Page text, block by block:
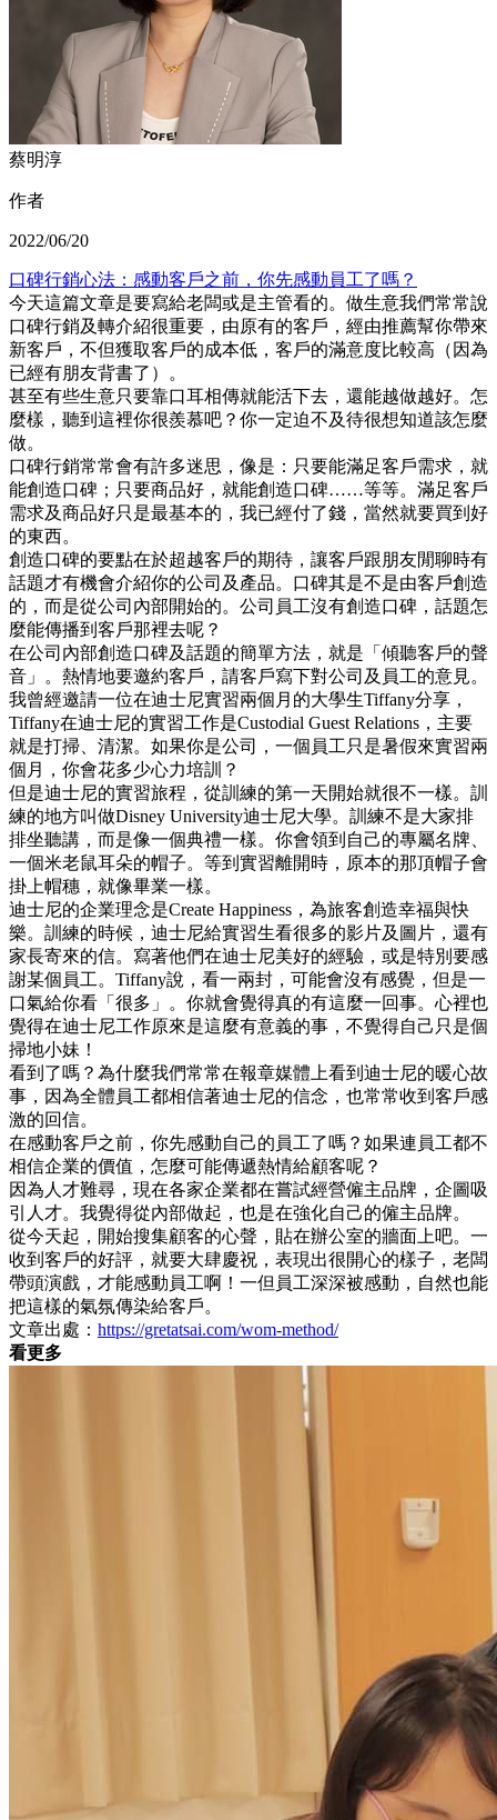
蔡明淳
作者
2022/06/20
口碑行銷心法：感動客戶之前，你先感動員工了嗎？
今天這篇文章是要寫給老闆或是主管看的。做生意我們常常說
口碑行銷及轉介紹很重要，由原有的客戶，經由推薦幫你帶來
新客戶，不但獲取客戶的成本低，客戶的滿意度比較高（因為
已經有朋友背書了）。
甚至有些生意只要靠口耳相傳就能活下去，還能越做越好。怎
麼樣，聽到這裡你很羨慕吧？你一定迫不及待很想知道該怎麼
做。
口碑行銷常常會有許多迷思，像是：只要能滿足客戶需求，就
能創造口碑；只要商品好，就能創造口碑……等等。滿足客戶
需求及商品好只是最基本的，我已經付了錢，當然就要買到好
的東西。
創造口碑的要點在於超越客戶的期待，讓客戶跟朋友閒聊時有
話題才有機會介紹你的公司及產品。口碑其是不是由客戶創造
的，而是從公司內部開始的。公司員工沒有創造口碑，話題怎
麼能傳播到客戶那裡去呢？
在公司內部創造口碑及話題的簡單方法，就是「傾聽客戶的聲
音」。熱情地要邀約客戶，請客戶寫下對公司及員工的意見。
我曾經邀請一位在迪士尼實習兩個月的大學生Tiffany分享，
Tiffany在迪士尼的實習工作是Custodial Guest Relations，主要
就是打掃、清潔。如果你是公司，一個員工只是暑假來實習兩
個月，你會花多少心力培訓？
但是迪士尼的實習旅程，從訓練的第一天開始就很不一樣。訓
練的地方叫做Disney University迪士尼大學。訓練不是大家排
排坐聽講，而是像一個典禮一樣。你會領到自己的專屬名牌、
一個米老鼠耳朵的帽子。等到實習離開時，原本的那頂帽子會
掛上帽穗，就像畢業一樣。
迪士尼的企業理念是Create Happiness，為旅客創造幸福與快
樂。訓練的時候，迪士尼給實習生看很多的影片及圖片，還有
家長寄來的信。寫著他們在迪士尼美好的經驗，或是特別要感
謝某個員工。Tiffany說，看一兩封，可能會沒有感覺，但是一
口氣給你看「很多」。你就會覺得真的有這麼一回事。心裡也
覺得在迪士尼工作原來是這麼有意義的事，不覺得自己只是個
掃地小妹！
看到了嗎？為什麼我們常常在報章媒體上看到迪士尼的暖心故
事，因為全體員工都相信著迪士尼的信念，也常常收到客戶感
激的回信。
在感動客戶之前，你先感動自己的員工了嗎？如果連員工都不
相信企業的價值，怎麼可能傳遞熱情給顧客呢？
因為人才難尋，現在各家企業都在嘗試經營僱主品牌，企圖吸
引人才。我覺得從內部做起，也是在強化自己的僱主品牌。
從今天起，開始搜集顧客的心聲，貼在辦公室的牆面上吧。一
收到客戶的好評，就要大肆慶祝，表現出很開心的樣子，老闆
帶頭演戲，才能感動員工啊！一但員工深深被感動，自然也能
把這樣的氣氛傳染給客戶。
文章出處： https://gretatsai.com/wom-method/
看更多